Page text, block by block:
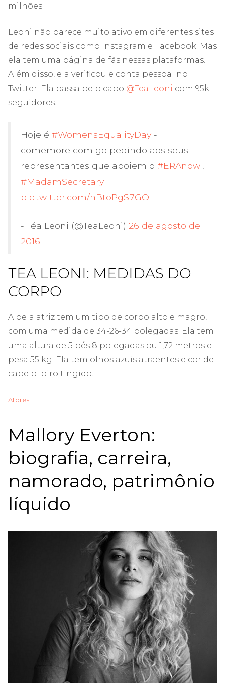
milhões.
Leoni não parece muito ativo em diferentes sites
de redes sociais como Instagram e Facebook. Mas
ela tem uma página de fãs nessas plataformas.
Além disso, ela verificou e conta pessoal no
Twitter. Ela passa pelo cabo @TeaLeoni com 95k
seguidores.
Hoje é #WomensEqualityDay -
comemore comigo pedindo aos seus
representantes que apoiem o #ERAnow !
#MadamSecretary
pic.twitter.com/hBtoPgS7GO
- Téa Leoni (@TeaLeoni) 26 de agosto de
2016
TEA LEONI: MEDIDAS DO
CORPO
A bela atriz tem um tipo de corpo alto e magro,
com uma medida de 34-26-34 polegadas. Ela tem
uma altura de 5 pés 8 polegadas ou 1,72 metros e
pesa 55 kg. Ela tem olhos azuis atraentes e cor de
cabelo loiro tingido.
Atores
Mallory Everton:
biografia, carreira,
namorado, patrimônio
líquido